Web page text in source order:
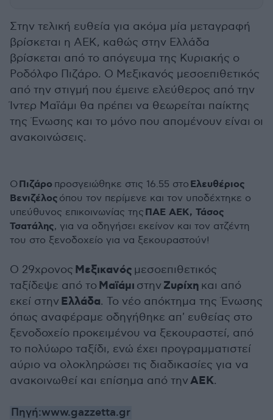
Στην τελική ευθεία για ακόμα μία μεταγραφή
βρίσκεται η ΑΕΚ, καθώς στην Ελλάδα
βρίσκεται από το απόγευμα της Κυριακής ο
Ροδόλφο Πιζάρο. Ο Μεξικανός μεσοεπιθετικός
από την στιγμή που έμεινε ελεύθερος από την
Ίντερ Μαϊάμι θα πρέπει να θεωρείται παίκτης
της Ένωσης και το μόνο που απομένουν είναι οι
ανακοινώσεις.
ΟΠιζάρο προσγειώθηκε στις 16.55 στο Ελευθέριος
Βενιζέλος όπου τον περίμενε και τον υποδέχτηκε ο
υπεύθυνος επικοινωνίας της ΠΑΕ ΑΕΚ, Τάσος
Τσατάλης, για να οδηγήσει εκείνον και τον ατζέντη
του στο ξενοδοχείο για να ξεκουραστούν!
Ο 29χρονος Μεξικανός μεσοεπιθετικός
ταξίδεψε από τοΜαϊάμι στην Ζυρίχη και από
εκεί στην Ελλάδα. Το νέο απόκτημα της Ένωσης
όπως αναφέραμε οδηγήθηκε απ' ευθείας στο
ξενοδοχείο προκειμένου να ξεκουραστεί, από
το πολύωρο ταξίδι, ενώ έχει προγραμματιστεί
αύριο να ολοκληρώσει τις διαδικασίες για να
ανακοινωθεί και επίσημα από τηνΑΕΚ.
Πηγή:www.gazzetta.gr